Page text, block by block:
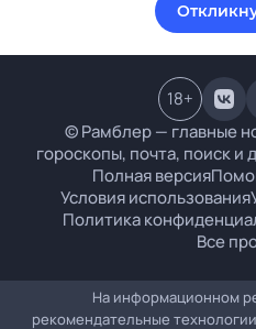
© Рамблер — главные
гороскопы, почта, поиск и
Полная версия
Условия использования
Политика
Все
18+
На информационном
рекомендательные